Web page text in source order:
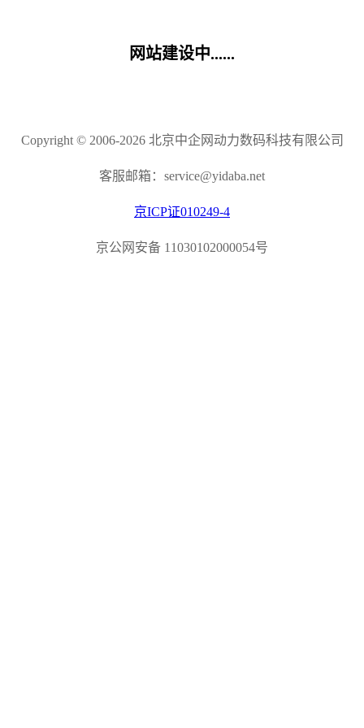
网站建设中......
Copyright © 2006-2026 北京中企网动力数码科技有限公司
客服邮箱：service@yidaba.net
京ICP证010249-4
京公网安备 11030102000054号